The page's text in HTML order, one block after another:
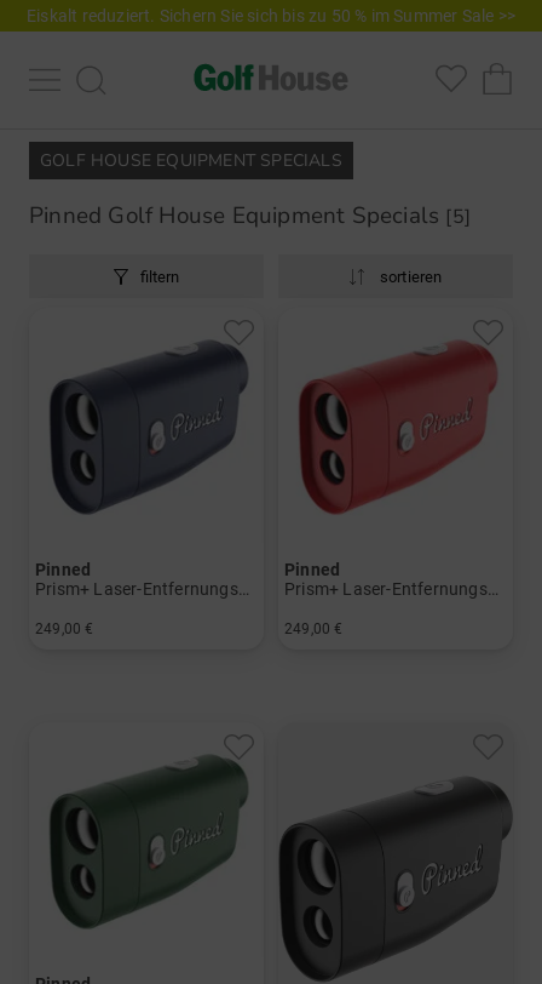
Eiskalt reduziert. Sichern Sie sich bis zu 50 % im Summer Sale >>
GOLF HOUSE EQUIPMENT SPECIALS
Pinned Golf House Equipment Specials [5]
filtern sortieren
Pinned
Prism+ Laser-Entfernungsmesser
249,00 €
Pinned
Prism+ Laser-Entfernungsmesser
249,00 €